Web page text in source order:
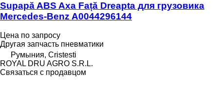
Supapă ABS Axa Față Dreapta для грузовика
Mercedes-Benz A0044296144
Цена по запросу
Другая запчасть пневматики
Румыния, Cristesti
ROYAL DRU AGRO S.R.L.
Связаться с продавцом